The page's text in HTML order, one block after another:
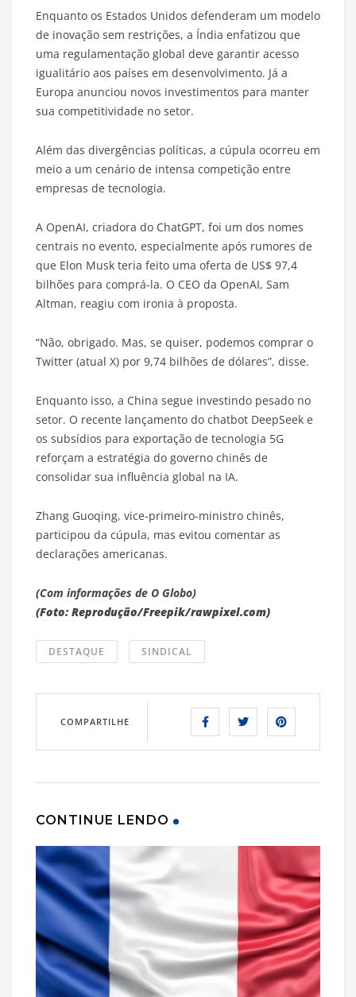
Enquanto os Estados Unidos defenderam um modelo
de inovação sem restrições, a Índia enfatizou que
uma regulamentação global deve garantir acesso
igualitário aos países em desenvolvimento. Já a
Europa anunciou novos investimentos para manter
sua competitividade no setor.
Além das divergências políticas, a cúpula ocorreu em
meio a um cenário de intensa competição entre
empresas de tecnologia.
A OpenAI, criadora do ChatGPT, foi um dos nomes
centrais no evento, especialmente após rumores de
que Elon Musk teria feito uma oferta de US$ 97,4
bilhões para comprá-la. O CEO da OpenAI, Sam
Altman, reagiu com ironia à proposta.
“Não, obrigado. Mas, se quiser, podemos comprar o
Twitter (atual X) por 9,74 bilhões de dólares”, disse.
Enquanto isso, a China segue investindo pesado no
setor. O recente lançamento do chatbot DeepSeek e
os subsídios para exportação de tecnologia 5G
reforçam a estratégia do governo chinês de
consolidar sua influência global na IA.
Zhang Guoqing, vice-primeiro-ministro chinês,
participou da cúpula, mas evitou comentar as
declarações americanas.
(Com informações de O Globo)
(Foto: Reprodução/Freepik/rawpixel.com)
DESTAQUE SINDICAL
COMPARTILHE
CONTINUE LENDO